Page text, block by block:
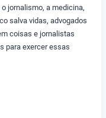
jornalismo, a medicina,
salva vidas, advogados
coisas e jornalistas
para exercer essas